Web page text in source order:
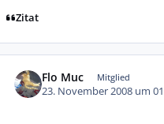
Zitat
Flo Muc Mitglied
23. November 2008 um